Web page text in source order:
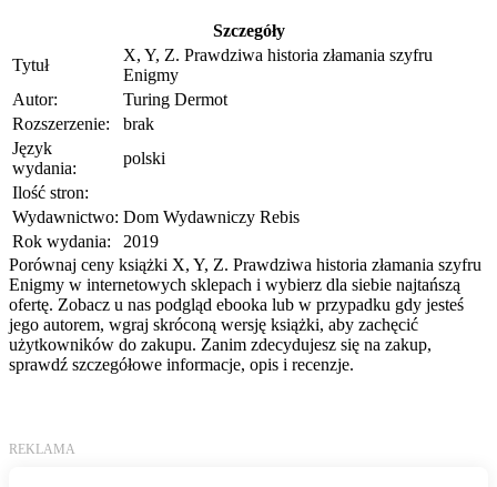
Szczegóły
Tytuł
X, Y, Z. Prawdziwa historia złamania szyfru
Enigmy
Autor:
Turing Dermot
Rozszerzenie:
brak
Język
wydania:
polski
Ilość stron:
Wydawnictwo: Dom Wydawniczy Rebis
Rok wydania:
2019
Porównaj ceny książki X, Y, Z. Prawdziwa historia złamania szyfru
Enigmy w internetowych sklepach i wybierz dla siebie najtańszą
ofertę. Zobacz u nas podgląd ebooka lub w przypadku gdy jesteś
jego autorem, wgraj skróconą wersję książki, aby zachęcić
użytkowników do zakupu. Zanim zdecydujesz się na zakup,
sprawdź szczegółowe informacje, opis i recenzje.